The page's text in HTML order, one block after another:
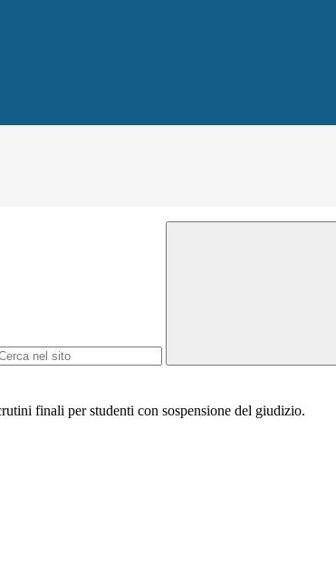
finali per studenti con sospensione del giudizio.